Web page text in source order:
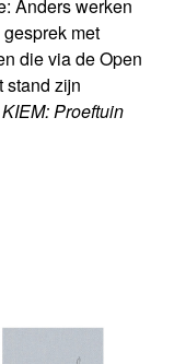
Anders werken
met
die via de Open
stand zijn
KIEM: Proeftuin